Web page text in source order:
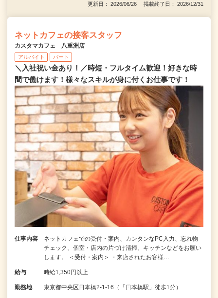
更新日： 2026/06/26 掲載終了日： 2026/12/31
ネットカフェの接客スタッフ
カスタマカフェ 八重洲店
アルバイト パート
＼入社祝い金あり！／時短・フルタイム歓迎！好きな時
間で働けます！様々なスキルが身に付くお仕事です！
仕事内容
ネットカフェでの受付・案内、カンタンなPC入力、忘れ物
チェック、個室・店内の片づけ清掃、キッチンなどをお願い
します。 ＜受付・案内＞ ・来店されたお客様…
給与 時給1,350円以上
勤務地 東京都中央区日本橋2-1-16（「日本橋駅」徒歩1分）